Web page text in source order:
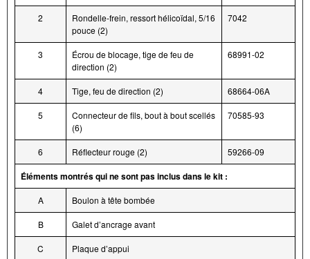
2
Rondelle-frein, ressort hélicoïdal, 5/16
pouce (2)
7042
3
Écrou de blocage, tige de feu de
direction (2)
68991-02
4 Tige, feu de direction (2) 68664-06A
5
Connecteur de fils, bout à bout scellés
(6)
70585-93
6 Réflecteur rouge (2) 59266-09
Éléments montrés qui ne sont pas inclus dans le kit :
A Boulon à tête bombée
B Galet d’ancrage avant
C Plaque d’appui